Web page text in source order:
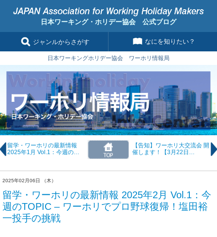
日本ワーキング・ホリデー協会 公式ブログ
ジャンルからさがす なにを知りたい？
日本ワーキングホリデー協会 ワーホリ情報局
留学・ワーホリの最新情報
2025年1月 Vol.1：今週の
ラン
【告知】ワーホリ大交流会 開
催します！【3月22日
2025年02月06日 （木）
留学・ワーホリの最新情報 2025年2月 Vol.1：今
週のTOPIC – ワーホリでプロ野球復帰！塩田裕
一投手の挑戦